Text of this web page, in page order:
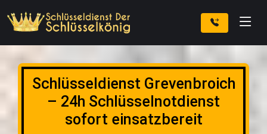
Schlüsseldienst Grevenbroich
– 24h Schlüsselnotdienst
sofort einsatzbereit